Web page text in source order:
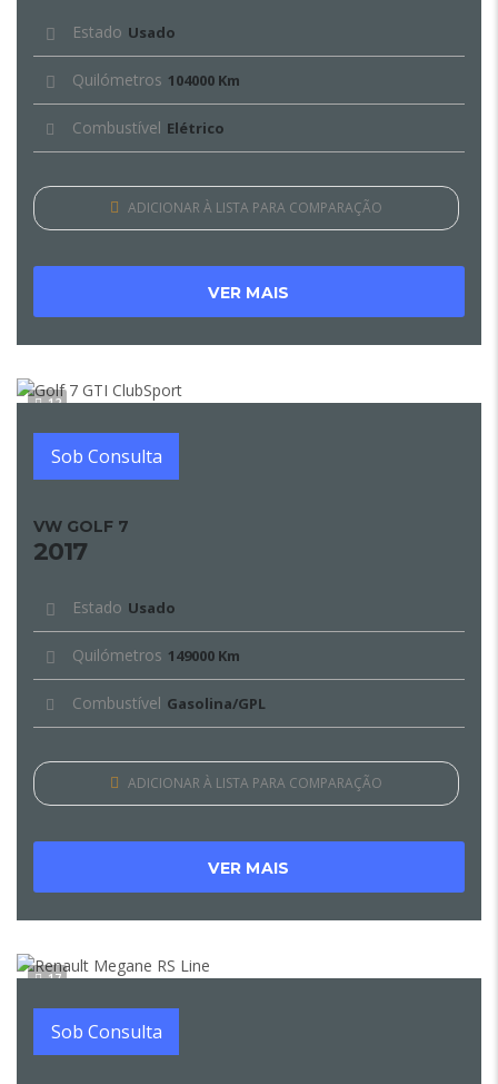
Estado Usado
Quilómetros 104000 Km
Combustível Elétrico
ADICIONAR À LISTA PARA COMPARAÇÃO
VER MAIS
12
Sob Consulta
VW GOLF 7
2017
Estado Usado
Quilómetros 149000 Km
Combustível Gasolina/GPL
ADICIONAR À LISTA PARA COMPARAÇÃO
VER MAIS
17
Sob Consulta